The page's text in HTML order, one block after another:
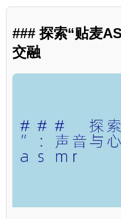
### 探索“贴麦
交融